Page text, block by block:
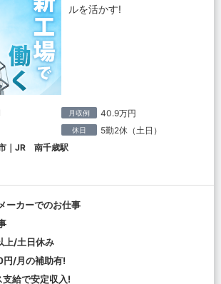
ルを活かす!
月収例 40.9万円
休日 5勤2休（土日）
｜JR 南千歳駅
ーカーでのお仕事
上/土日休み
/月の補助有!
給で安定収入!